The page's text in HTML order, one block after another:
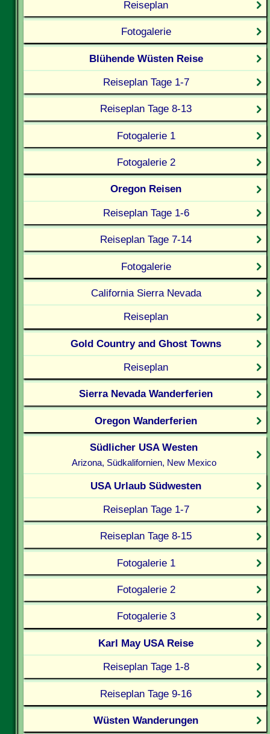
Reiseplan
Fotogalerie
Blühende Wüsten Reise
Reiseplan Tage 1-7
Reiseplan Tage 8-13
Fotogalerie 1
Fotogalerie 2
Oregon Reisen
Reiseplan Tage 1-6
Reiseplan Tage 7-14
Fotogalerie
California Sierra Nevada
Reiseplan
Gold Country and Ghost Towns
Reiseplan
Sierra Nevada Wanderferien
Oregon Wanderferien
Südlicher USA Westen
Arizona, Südkalifornien, New Mexico
USA Urlaub Südwesten
Reiseplan Tage 1-7
Reiseplan Tage 8-15
Fotogalerie 1
Fotogalerie 2
Fotogalerie 3
Karl May USA Reise
Reiseplan Tage 1-8
Reiseplan Tage 9-16
Wüsten Wanderungen